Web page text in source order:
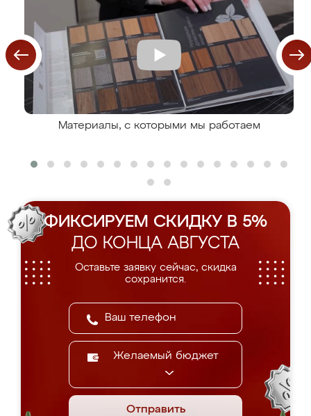
Материалы, с которыми мы работаем
ФИКСИРУЕМ СКИДКУ В 5%
ДО КОНЦА АВГУСТА
Оставьте заявку сейчас, скидка
сохранится.
Желаемый бюджет
Отправить